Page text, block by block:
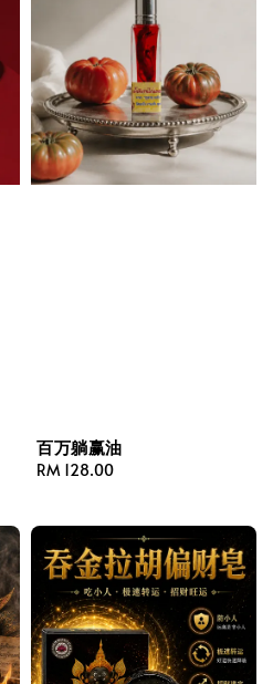
百万躺赢油
Regular
RM 128.00